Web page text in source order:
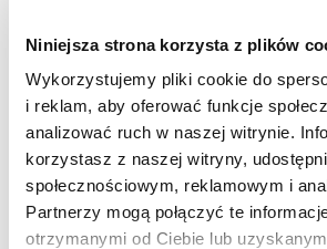
Niniejsza strona korzysta z plików
Wykorzystujemy pliki cookie do
i reklam, aby oferować funkcje
analizować ruch w naszej witrynie.
korzystasz z naszej witryny,
społecznościowym, reklamowym i
Partnerzy mogą połączyć te
otrzymanymi od Ciebie lub
Odstawić na godzinę do